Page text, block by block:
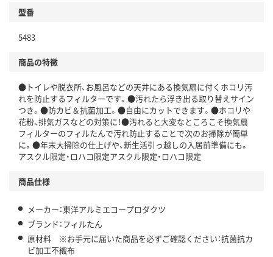
仕組
この商品の環境配慮ポイントです。下記商品詳細「
アスクル商品環境スコア詳細／加点項目
」で確認できます。
型番
5483
商品の特徴
●トイレや脱衣所、お風呂などの天井にある換気扇に付くホコリ汚
れを防止するフィルターです。●汚れたら浮き出る取り替えサイン
つき。●防カビ＆抗菌加工。●自由にカットできます。●ホコリや
花粉、排気ガスなどの対策に！●汚れると大変なところこそ換気扇
フィルターのフィルたんで汚れ防止することで次のお掃除が簡単
に。●年末大掃除の仕上げや、新生活引っ越しの入居前準備にも。
アスクル限定・ロハコ限定アスクル限定・ロハコ限定
商品仕様
メーカー：東洋アルミエコープロダクツ
ブランド：フィルたん
原材料 ※お手元に届いた商品を必ずご確認ください：抗菌抗カ
ビ加工不織布